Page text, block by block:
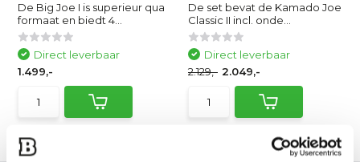
De Big Joe I is superieur qua
formaat en biedt 4...
Direct leverbaar
1.499,-
De set bevat de Kamado Joe
Classic II incl. onde...
Direct leverbaar
2.129,- 2.049,-